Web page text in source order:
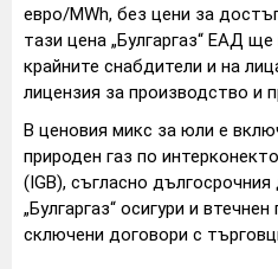
евро/MWh, без цени за
тази цена „Булгаргаз“ ЕАД
крайните снабдители и на
лицензия за производство и
В ценовия микс за юли е
природен газ по
(IGB), съгласно
„Булгаргаз“ осигури и
сключени договори с